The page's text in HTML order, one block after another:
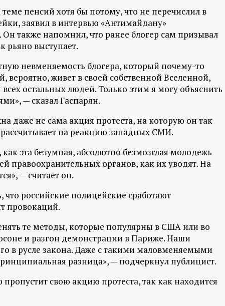
пенсий хотя бы потому, что не перечислил в
заявил в интервью «Антимайдану»
также напомнил, что ранее блогер сам призывал
рьяно выступает.
невменяемость блогера, который почему-то
вероятно, живет в своей собственной Вселенной,
остальных людей. Только этим я могу объяснить
— сказал Гаспарян.
даже не сама акция протеста, на которую он так
на реакцию западных СМИ.
эта безумная, абсолютно безмозглая молодежь
правоохранительных органов, как их уводят. На
— считает он.
российские полицейские сработают
провокаций.
те методы, которые популярны в США или во
и разгон демонстрации в Париже. Наши
в русле закона. Даже с такими маловменяемыми
разница», — подчеркнул публицист.
свою акцию протеста, так как находится